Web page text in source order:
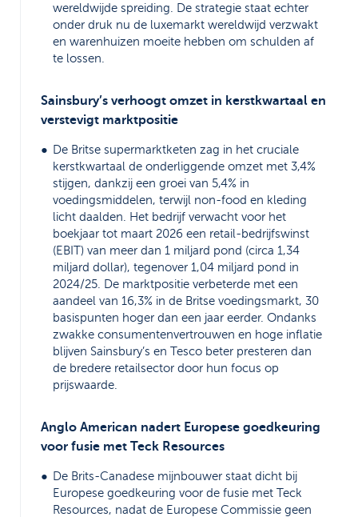
wereldwijde spreiding. De strategie staat echter
onder druk nu de luxemarkt wereldwijd verzwakt
en warenhuizen moeite hebben om schulden af
te lossen.
Sainsbury’s verhoogt omzet in kerstkwartaal en
verstevigt marktpositie
De Britse supermarktketen zag in het cruciale
kerstkwartaal de onderliggende omzet met 3,4%
stijgen, dankzij een groei van 5,4% in
voedingsmiddelen, terwijl non-food en kleding
licht daalden. Het bedrijf verwacht voor het
boekjaar tot maart 2026 een retail-bedrijfswinst
(EBIT) van meer dan 1 miljard pond (circa 1,34
miljard dollar), tegenover 1,04 miljard pond in
2024/25. De marktpositie verbeterde met een
aandeel van 16,3% in de Britse voedingsmarkt, 30
basispunten hoger dan een jaar eerder. Ondanks
zwakke consumentenvertrouwen en hoge inflatie
blijven Sainsbury’s en Tesco beter presteren dan
de bredere retailsector door hun focus op
prijswaarde.
Anglo American nadert Europese goedkeuring
voor fusie met Teck Resources
De Brits-Canadese mijnbouwer staat dicht bij
Europese goedkeuring voor de fusie met Teck
Resources, nadat de Europese Commissie geen